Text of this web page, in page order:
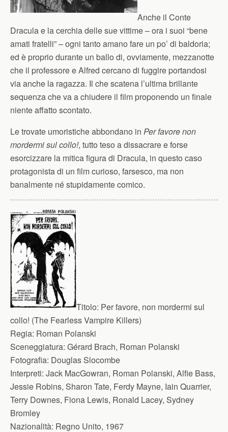
Anche il Conte
Dracula e la cerchia delle sue vittime – ora i suoi “bene
amati fratelli” – ogni tanto amano fare un po’ di baldoria;
ed è proprio durante un ballo di, ovviamente, mezzanotte
che il professore e Alfred cercano di fuggire portandosi
via anche la ragazza. Il che scatena l’ultima brillante
sequenza che va a chiudere il film proponendo un finale
niente affatto scontato.
Le trovate umoristiche abbondano in Per favore non
mordermi sul collo!, tutto teso a dissacrare e forse
esorcizzare la mitica figura di Dracula, in questo caso
protagonista di un film curioso, farsesco, ma non
banalmente né stupidamente comico.
Titolo: Per favore, non mordermi sul
collo! (The Fearless Vampire Killers)
Regia: Roman Polanski
Sceneggiatura: Gérard Brach, Roman Polanski
Fotografia: Douglas Slocombe
Interpreti: Jack MacGowran, Roman Polanski, Alfie Bass,
Jessie Robins, Sharon Tate, Ferdy Mayne, Iain Quarrier,
Terry Downes, Fiona Lewis, Ronald Lacey, Sydney
Bromley
Nazionalità: Regno Unito, 1967